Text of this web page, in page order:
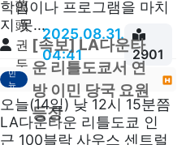
학업이나 프로그램을 마치
지 못...
萬
頭
권
두
안
2025.08.31.
04:41
2901
민
뉴
[속보] LA다운타
운 리틀도쿄서 연
방 이민 당국 요원
등장
오늘(14일) 낮 12시 15분쯤
LA다운타운 리틀도쿄 인
근 100블락 사우스 센트럴